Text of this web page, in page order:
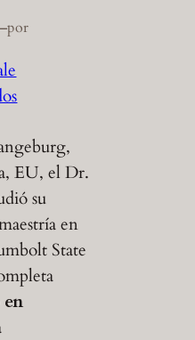
por
EU, el Dr.
su
en
State